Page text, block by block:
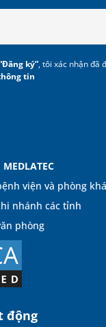
MEDLATEC
viện và phòng
nhánh các tỉnh
phòng
động
ký”, tôi xác nhận đã
tin